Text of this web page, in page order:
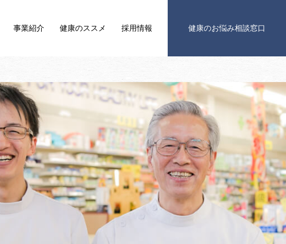
事業紹介 健康のススメ 採用情報 健康のお悩み相談窓口